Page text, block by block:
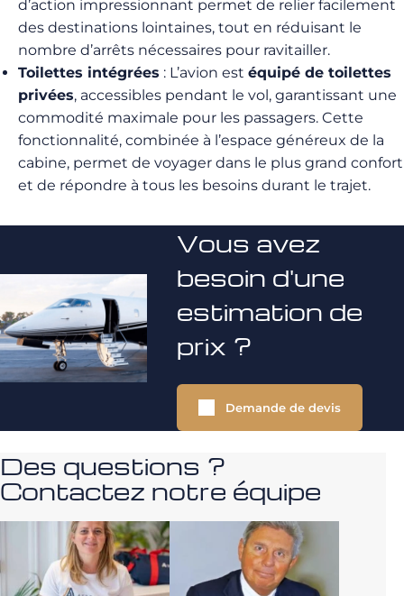
d’action impressionnant permet de relier facilement
des destinations lointaines, tout en réduisant le
nombre d’arrêts nécessaires pour ravitailler.
Toilettes intégrées : L’avion est équipé de toilettes
privées, accessibles pendant le vol, garantissant une
commodité maximale pour les passagers. Cette
fonctionnalité, combinée à l’espace généreux de la
cabine, permet de voyager dans le plus grand confort
et de répondre à tous les besoins durant le trajet.
Vous avez
besoin d'une
estimation de
prix ?
Demande de devis
Des questions ?
Contactez notre équipe